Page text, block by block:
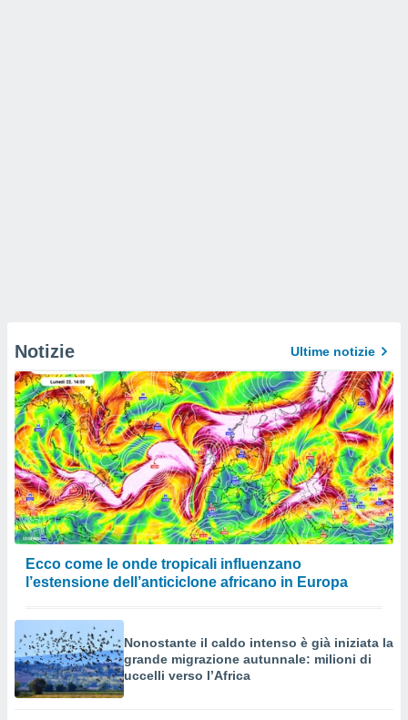
Notizie Ultime notizie
Ecco come le onde tropicali influenzano
l’estensione dell’anticiclone africano in Europa
Nonostante il caldo intenso è già iniziata la
grande migrazione autunnale: milioni di
uccelli verso l’Africa